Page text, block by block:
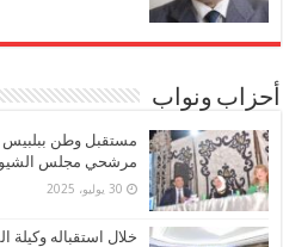
أحزاب ونواب
مستقبل وطن ببلبيس
مرشحي مجلس
30 يوليو، 2025
خلال استقباله